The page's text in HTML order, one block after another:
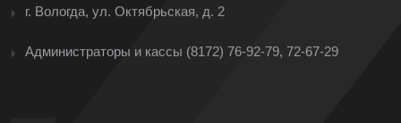
г. Вологда, ул. Октябрьская, д. 2
Администраторы и кассы (8172) 76-92-79, 72-67-29